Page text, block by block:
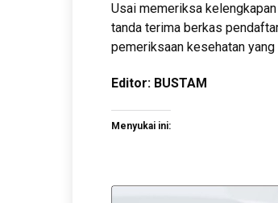
Usai memeriksa
tanda terima berkas
pemeriksaan kesehatan
Editor: BUSTAM
Menyukai ini: